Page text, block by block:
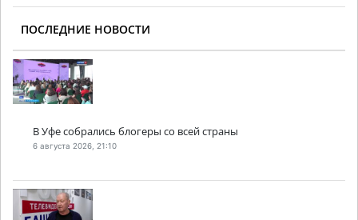
ПОСЛЕДНИЕ НОВОСТИ
В Уфе собрались блогеры со всей страны
6 августа 2026, 21:10